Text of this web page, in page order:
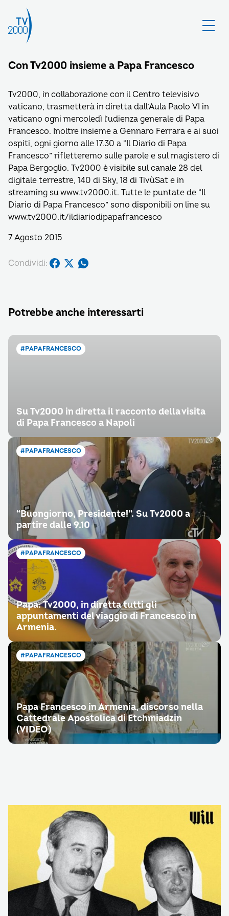
Con Tv2000 insieme a Papa Francesco
Tv2000, in collaborazione con il Centro televisivo
vaticano, trasmetterà in diretta dall’Aula Paolo VI in
vaticano ogni mercoledì l’udienza generale di Papa
Francesco. Inoltre insieme a Gennaro Ferrara e ai suoi
ospiti, ogni giorno alle 17.30 a “Il Diario di Papa
Francesco” rifletteremo sulle parole e sul magistero di
Papa Bergoglio. Tv2000 è visibile sul canale 28 del
digitale terrestre, 140 di Sky, 18 di TivùSat e in
streaming su www.tv2000.it. Tutte le puntate de “Il
Diario di Papa Francesco” sono disponibili on line su
www.tv2000.it/ildiariodipapafrancesco
7 Agosto 2015
Condividi:
Potrebbe anche interessarti
#PAPAFRANCESCO
Su Tv2000 in diretta il racconto della visita
di Papa Francesco a Napoli
#PAPAFRANCESCO
“Buongiorno, Presidente!”. Su Tv2000 a
partire dalle 9.10
#PAPAFRANCESCO
Papa: Tv2000, in diretta tutti gli
appuntamenti del viaggio di Francesco in
Armenia.
#PAPAFRANCESCO
Papa Francesco in Armenia, discorso nella
Cattedrale Apostolica di Etchmiadzin
(VIDEO)